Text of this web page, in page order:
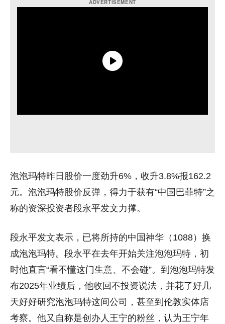
泡泡玛特昨日股价一度劲升6%，收升3.8%报162.2
元。泡泡玛特股价反弹，得力于获有“中国巴菲特”之
称的资深投资者段永平发文力撑。
段永平发文表示，已将所持的中国神华（1088）换
成泡泡玛特。段永平在去年开始关注泡泡玛特，初
时他直言“看不懂这门生意、不会碰”。到泡泡玛特发
布2025年业绩后，他收回不投资说法，并花了好几
天好好研究泡泡玛特这间公司，甚至到伦敦实体店
考察。他又自称是创办人王宁的粉丝，认为王宁年